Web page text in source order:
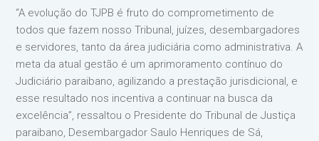
“A evolução do TJPB é fruto do comprometimento de
todos que fazem nosso Tribunal, juízes, desembargadores
e servidores, tanto da área judiciária como administrativa. A
meta da atual gestão é um aprimoramento contínuo do
Judiciário paraibano, agilizando a prestação jurisdicional, e
esse resultado nos incentiva a continuar na busca da
excelência”, ressaltou o Presidente do Tribunal de Justiça
paraibano, Desembargador Saulo Henriques de Sá,